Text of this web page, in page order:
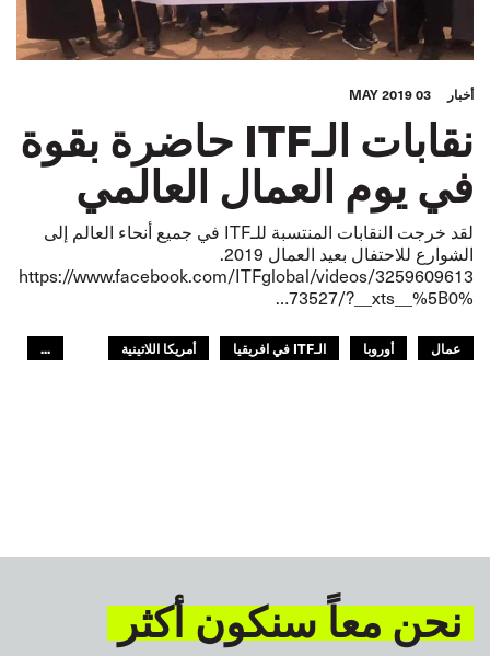
أخبار 03 MAY 2019
نقابات الـITF حاضرة بقوة
في يوم العمال العالمي
لقد خرجت النقابات المنتسبة للـITF في جميع أنحاء العالم إلى
الشوارع للاحتفال بعيد العمال 2019.
https://www.facebook.com/ITFglobal/videos/3259609613
73527/?__xts__%5B0%…
عمال أوروبا الـITF في افريقيا
أمريكا اللاتينية
...
نحن معاً سنكون أكثر